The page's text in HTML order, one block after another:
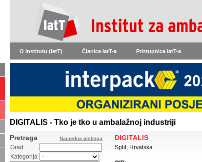
O Institutu (IatT) Članice IatT-a Pristupnica IatT-a
DIGITALIS - Tko je tko u ambalažnoj industriji
Napredna pretraga
Pretraga
Grad
Kategorija
DIGITALIS
Split, Hrvatska